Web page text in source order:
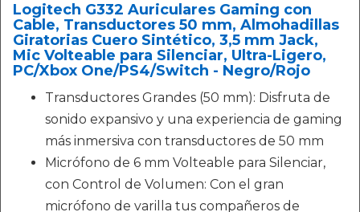
Logitech G332 Auriculares Gaming con
Cable, Transductores 50 mm, Almohadillas
Giratorias Cuero Sintético, 3,5 mm Jack,
Mic Volteable para Silenciar, Ultra-Ligero,
PC/Xbox One/PS4/Switch - Negro/Rojo
Transductores Grandes (50 mm): Disfruta de
sonido expansivo y una experiencia de gaming
más inmersiva con transductores de 50 mm
Micrófono de 6 mm Volteable para Silenciar,
con Control de Volumen: Con el gran
micrófono de varilla tus compañeros de